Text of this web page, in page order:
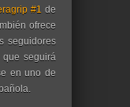
#1 de
ofrece
seguidores
seguirá
en uno de